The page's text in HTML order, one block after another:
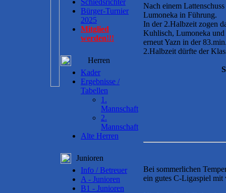
Schiedsrichter
Bürger-Turnier
2025
Mitglied
werden!!!
Herren
Kader
Ergebnisse /
Tabellen
1.
Mannschaft
2.
Mannschaft
Alte Herren
Junioren
Info / Betreuer
A - Junioren
B1 - Junioren
Nach einem
Lumoneka in Führung.
In der 2.Halbzeit zogen
Kuhlisch, Lumoneka und
erneut Yazn in der
2.Halbzeit dürfte der
Bei sommerlichen
ein gutes C-Ligaspiel mit